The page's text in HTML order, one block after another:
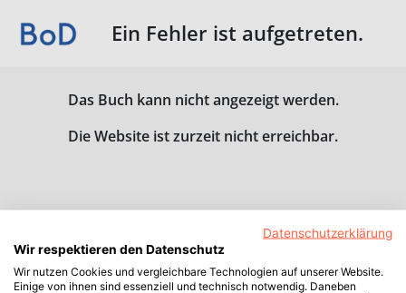
Ein Fehler ist aufgetreten.
Das Buch kann nicht angezeigt werden.
Die Website ist zurzeit nicht erreichbar.
Datenschutzerklärung
Wir respektieren den Datenschutz
Wir nutzen Cookies und vergleichbare Technologien auf unserer Website.
Einige von ihnen sind essenziell und technisch notwendig. Daneben